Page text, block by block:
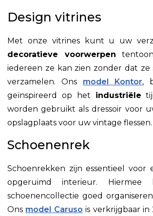
Design vitrines
Met onze vitrines kunt u uw
decoratieve voorwerpen
iedereen ze kan zien zonder dat
verzamelen. Ons model Kontor,
geïnspireerd op het industriële
worden gebruikt als dressoir voor
opslagplaats voor uw vintage flessen.
Schoenenrek
Schoenrekken zijn essentieel voor
opgeruimd interieur.
schoenencollectie goed
Ons model Caruso is verkrijgbaar in